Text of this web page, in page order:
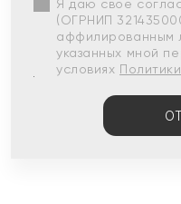
Я даю свое
(ОГРНИП
аффилированным
указанных мной
условиях